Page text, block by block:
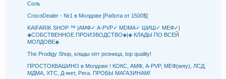
Соль
CrocoDealer - №1 в Молдове [Работа от 1500$]
KAIFARIK SHOP ™ |АМФ✓ A-PVP✓ MDMA✓ ШИШ✓ МЕФ✓|
◈СОБСТВЕННОЕ ПРОИЗВОДСТВО◈|◈ КЛАДЫ ПО ВСЕЙ
МОЛДОВЕ◈
The Prodigy Shop, клады опт розница, top quality!
ПРОСТОКВАШИНО в Молдове ! КОКС, АМФ, A-PVP, МЕФ(мяу), ЛСД,
МДМА, XTC, Д-мет, Рега. ПРОБЫ МАГАЗИНАМ!